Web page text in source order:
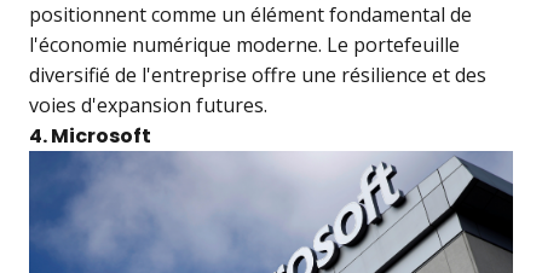
positionnent comme un élément fondamental de
l'économie numérique moderne. Le portefeuille
diversifié de l'entreprise offre une résilience et des
voies d'expansion futures.
4. Microsoft